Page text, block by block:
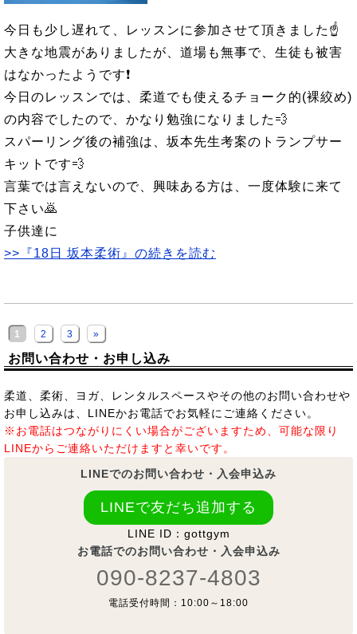
今日も少し遅れて、レッスンに参加させて頂きました☝
大きな地震がありましたが、道場も無事で、生徒も被害
はなかったようです❗
今日のレッスンでは、柔道でも使えるチョーク的(裸絞め)
の内容でしたので、かなり勉強になりました💨
スパーリング後の補強は、坂本先生考案のトランプサー
キットです💨
言葉では言えないので、興味ある方は、一度体験に来て
下さい🙇
子供達に
>>『18日 坂本柔術』の続きを読む
1 2 3 »
お問い合わせ・お申し込み
柔道、柔術、ヨガ、レンタルスペースやその他のお問い合わせや
お申し込みは、LINEかお電話でお気軽にご連絡ください。
※お電話はつながりにくい場合がございますため、可能な限り
LINEからご連絡いただけますと幸いです。
LINEでのお問い合わせ・入会申込み
LINEで友だち追加する
LINE ID：gottgym
お電話でのお問い合わせ・入会申込み
090-8237-4803
電話受付時間：10:00～18:00